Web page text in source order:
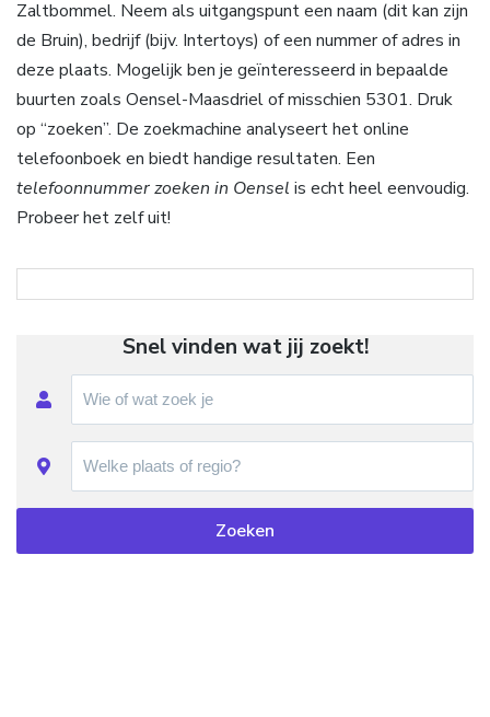
Zaltbommel. Neem als uitgangspunt een naam (dit kan zijn
de Bruin), bedrijf (bijv. Intertoys) of een nummer of adres in
deze plaats. Mogelijk ben je geïnteresseerd in bepaalde
buurten zoals Oensel-Maasdriel of misschien 5301. Druk
op “zoeken”. De zoekmachine analyseert het online
telefoonboek en biedt handige resultaten. Een
telefoonnummer zoeken in Oensel is echt heel eenvoudig.
Probeer het zelf uit!
Snel vinden wat jij zoekt!